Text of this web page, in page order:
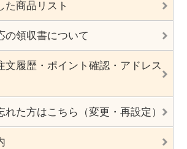
た商品リスト
の領収書について
文履歴・ポイント確認・アドレス
れた方はこちら（変更・再設定）